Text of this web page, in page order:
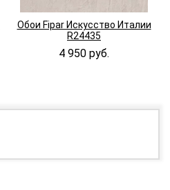
Обои Fipar Искусство Италии
R24435
4 950 руб.